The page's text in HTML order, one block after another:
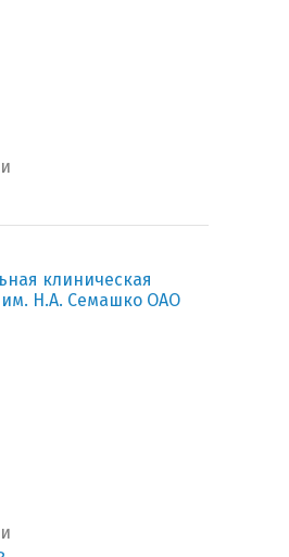
клиническая
Н.А. Семашко ОАО